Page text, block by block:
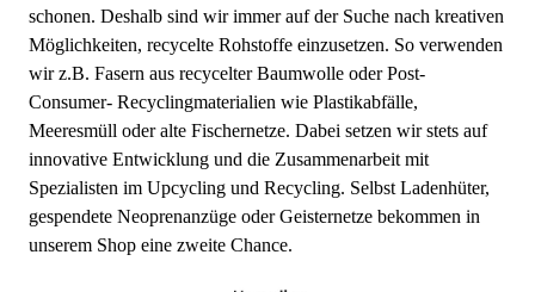
schonen. Deshalb sind wir immer auf der Suche nach kreativen
Möglichkeiten, recycelte Rohstoffe einzusetzen. So verwenden
wir z.B. Fasern aus recycelter Baumwolle oder Post-
Consumer- Recyclingmaterialien wie Plastikabfälle,
Meeresmüll oder alte Fischernetze. Dabei setzen wir stets auf
innovative Entwicklung und die Zusammenarbeit mit
Spezialisten im Upcycling und Recycling. Selbst Ladenhüter,
gespendete Neoprenanzüge oder Geisternetze bekommen in
unserem Shop eine zweite Chance.